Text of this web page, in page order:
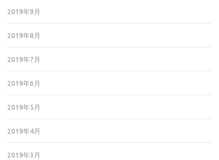
2019年9月
2019年8月
2019年7月
2019年6月
2019年5月
2019年4月
2019年3月